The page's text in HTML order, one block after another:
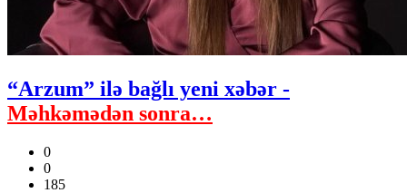
“Arzum” ilə bağlı yeni xəbər -
Məhkəmədən sonra…
0
0
185